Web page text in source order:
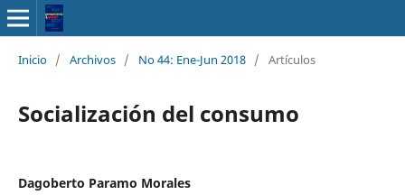
Inicio / Archivos / No 44: Ene-Jun 2018 / Artículos
Socialización del consumo
Dagoberto Paramo Morales